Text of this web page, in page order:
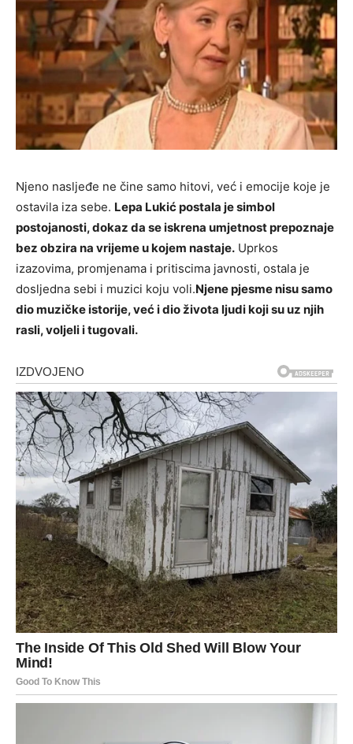
Njeno nasljeđe ne čine samo hitovi, već i emocije koje je
ostavila iza sebe. Lepa Lukić postala je simbol
postojanosti, dokaz da se iskrena umjetnost prepoznaje
bez obzira na vrijeme u kojem nastaje. Uprkos
izazovima, promjenama i pritiscima javnosti, ostala je
dosljedna sebi i muzici koju voli.Njene pjesme nisu samo
dio muzičke istorije, već i dio života ljudi koji su uz njih
rasli, voljeli i tugovali.